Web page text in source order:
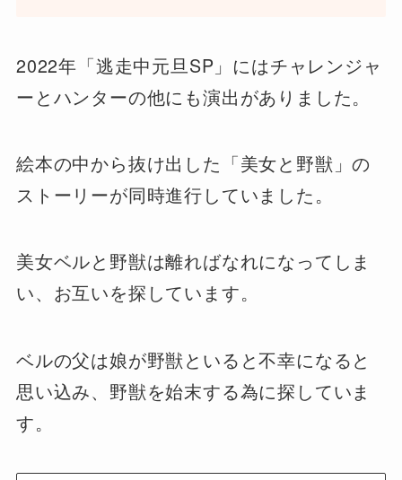
2022年「逃走中元旦SP」にはチャレンジャ
ーとハンターの他にも演出がありました。
絵本の中から抜け出した「美女と野獣」の
ストーリーが同時進行していました。
美女ベルと野獣は離ればなれになってしま
い、お互いを探しています。
ベルの父は娘が野獣といると不幸になると
思い込み、野獣を始末する為に探していま
す。